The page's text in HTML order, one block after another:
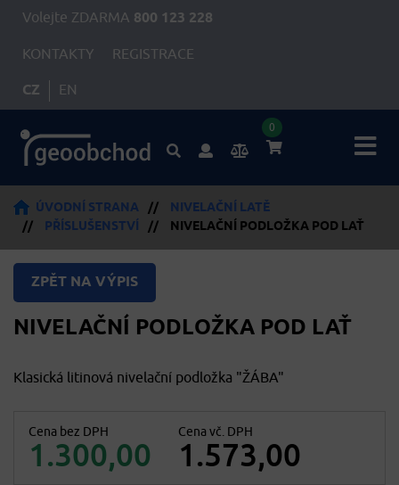
Volejte ZDARMA 800 123 228
KONTAKTY REGISTRACE
CZ EN
0
ÚVODNÍ STRANA //
NIVELAČNÍ LATĚ
//
PŘÍSLUŠENSTVÍ // NIVELAČNÍ PODLOŽKA POD LAŤ
ZPĚT NA VÝPIS
NIVELAČNÍ PODLOŽKA POD LAŤ
Klasická litinová nivelační podložka "ŽÁBA"
Cena bez DPH
1.300,00
Cena vč. DPH
1.573,00